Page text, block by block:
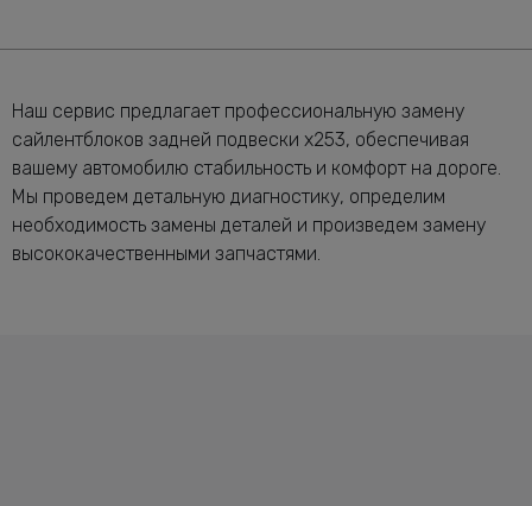
Наш сервис предлагает профессиональную замену
сайлентблоков задней подвески x253, обеспечивая
вашему автомобилю стабильность и комфорт на дороге.
Мы проведем детальную диагностику, определим
необходимость замены деталей и произведем замену
высококачественными запчастями.